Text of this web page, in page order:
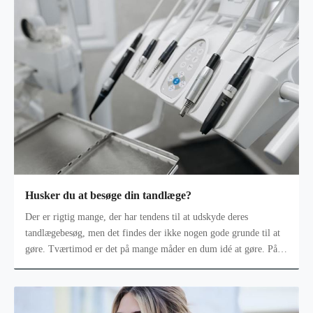
Husker du at besøge din tandlæge?
Der er rigtig mange, der har tendens til at udskyde deres
tandlægebesøg, men det findes der ikke nogen gode grunde til at
gøre. Tværtimod er det på mange måder en dum idé at gøre. På